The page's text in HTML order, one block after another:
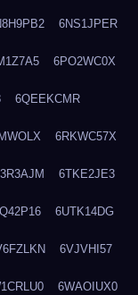
6NS1JPER
6PO2WC0X
6QEEKCMR
6RKWC57X
6TKE2JE3
6UTK14DG
6VJVHI57
6WAOIUX0